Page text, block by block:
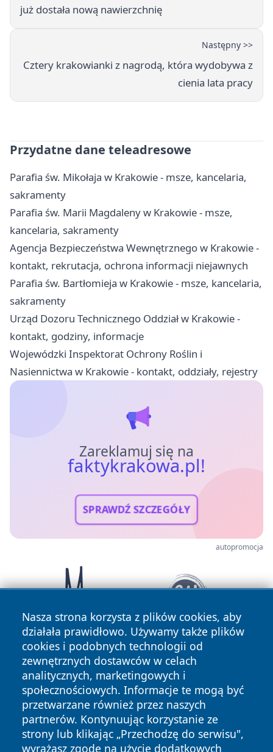
już dostała nową nawierzchnię
Następny >>
Cztery krakowianki z nagrodą, która wydobywa z
cienia lata pracy
Przydatne dane teleadresowe
Parafia św. Mikołaja w Krakowie - msze, kancelaria,
sakramenty
Parafia św. Marii Magdaleny w Krakowie - msze,
kancelaria, sakramenty
Agencja Bezpieczeństwa Wewnętrznego w Krakowie -
kontakt, rekrutacja, ochrona informacji niejawnych
Parafia św. Bartłomieja w Krakowie - msze, kancelaria,
sakramenty
Urząd Dozoru Technicznego Oddział w Krakowie -
kontakt, godziny, informacje
Wojewódzki Inspektorat Ochrony Roślin i
Nasiennictwa w Krakowie - kontakt, oddziały, rejestry
Zareklamuj się na
faktykrakowa.pl!
SPRAWDŹ SZCZEGÓŁY
autopromocja
Nasza strona korzysta z plików cookies, aby
działała prawidłowo. Używamy także plików
cookies i podobnych technologii od
zewnętrznych dostawców w celach
analitycznych, marketingowych i
społecznościowych. Informacje te mogą być
przetwarzane również przez naszych
partnerów. Kontynuując korzystanie ze
strony lub klikając „Przechodzę do serwisu",
wyrażasz zgodę na użycie dodatkowych
Copyright © 2026 faktykrakowa.pl Wszystkie prawa
zastrzeżone.